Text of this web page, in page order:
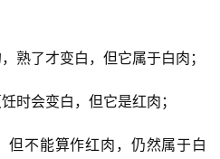
熟了才变白，但它属于白肉；
时会变白，但它是红肉；
但不能算作红肉，仍然属于白